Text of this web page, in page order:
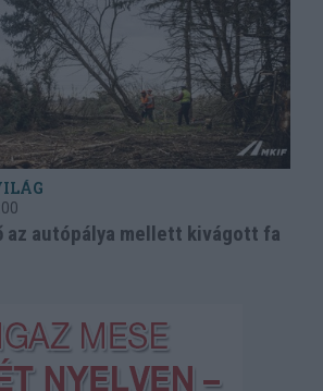
az autópálya mellett kivágott fa